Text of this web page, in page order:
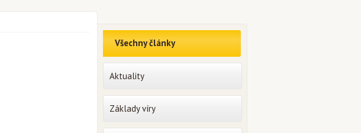
Všechny články
Aktuality
Základy víry